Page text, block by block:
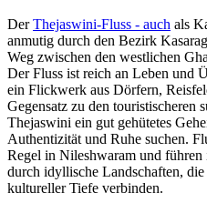
DerThejaswini-Fluss - auch als
anmutig durch den Bezirk
Weg zwischen den westlichen
Der Fluss ist reich an Leben und
ein Flickwerk aus Dörfern,
Gegensatz zu den touristischeren
Thejaswini ein gut gehütetes
Authentizität und Ruhe suchen.
Regel in Nileshwaram und
durch idyllische Landschaften,
kultureller Tiefe verbinden.